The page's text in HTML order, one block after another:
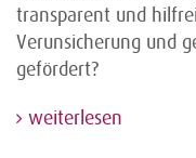
transparent und
Verunsicherung und
gefördert?
weiterlesen